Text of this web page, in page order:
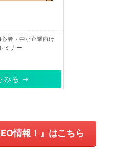
者・中小企業向け
ミナー
みる →
情報！』はこちら